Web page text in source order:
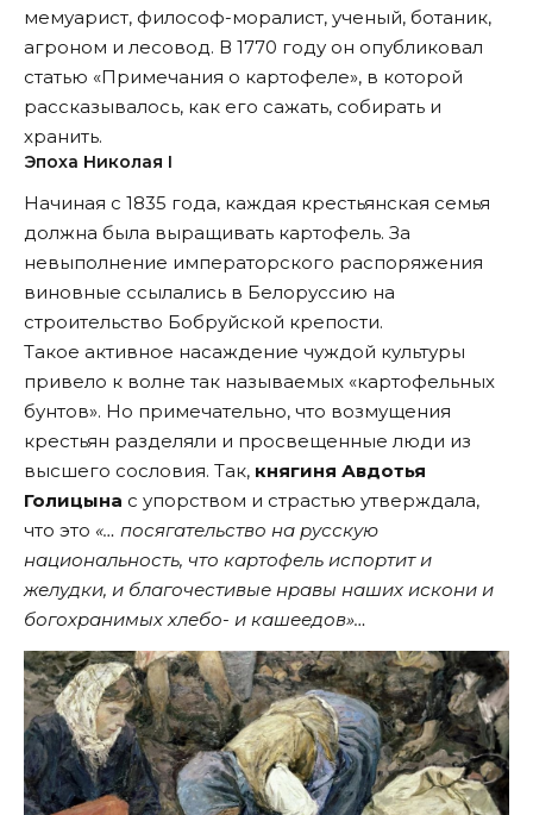
мемуарист, философ-моралист, ученый, ботаник,
агроном и лесовод. В 1770 году он опубликовал
статью «Примечания о картофеле», в которой
рассказывалось, как его сажать, собирать и
хранить.
Эпоха Николая I
Начиная с 1835 года, каждая крестьянская семья
должна была выращивать картофель. За
невыполнение императорского распоряжения
виновные ссылались в Белоруссию на
строительство Бобруйской крепости.
Такое активное насаждение чуждой культуры
привело к волне так называемых «картофельных
бунтов». Но примечательно, что возмущения
крестьян разделяли и просвещенные люди из
высшего сословия. Так, княгиня Авдотья
Голицына с упорством и страстью утверждала,
что это «… посягательство на русскую
национальность, что картофель испортит и
желудки, и благочестивые нравы наших искони и
богохранимых хлебо- и кашеедов»…